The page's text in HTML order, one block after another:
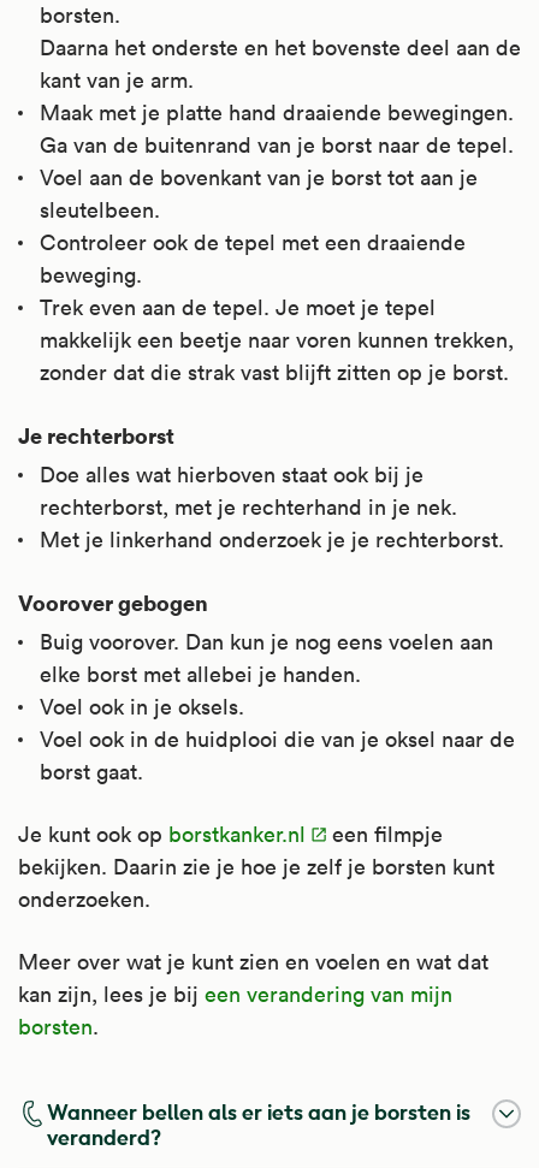
borsten.
Daarna het onderste en het bovenste deel aan de
kant van je arm.
Maak met je platte hand draaiende bewegingen.
Ga van de buitenrand van je borst naar de tepel.
Voel aan de bovenkant van je borst tot aan je
sleutelbeen.
Controleer ook de tepel met een draaiende
beweging.
Trek even aan de tepel. Je moet je tepel
makkelijk een beetje naar voren kunnen trekken,
zonder dat die strak vast blijft zitten op je borst.
Je rechterborst
Doe alles wat hierboven staat ook bij je
rechterborst, met je rechterhand in je nek.
Met je linkerhand onderzoek je je rechterborst.
Voorover gebogen
Buig voorover. Dan kun je nog eens voelen aan
elke borst met allebei je handen.
Voel ook in je oksels.
Voel ook in de huidplooi die van je oksel naar de
borst gaat.
Je kunt ook op borstkanker.nl
een filmpje
bekijken. Daarin zie je hoe je zelf je borsten kunt
onderzoeken.
Meer over wat je kunt zien en voelen en wat dat
kan zijn, lees je bij een verandering van mijn
borsten.
Wanneer bellen als er iets aan je borsten is
veranderd?